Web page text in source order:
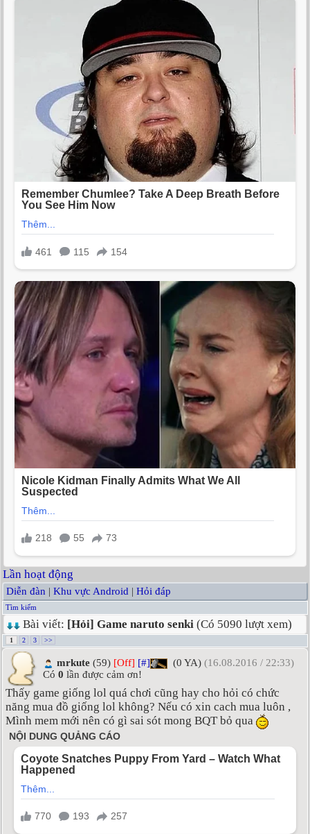
Lần hoạt động
Diễn đàn | Khu vực Android | Hỏi đáp
Tìm kiếm
Bài viết: [Hỏi] Game naruto senki (Có 5090 lượt xem)
1 2 3 >>
mrkute (59) [Off] [#] (0 YA) (16.08.2016 / 22:33)
Có 0 lần được cảm ơn!
Thấy game giống lol quá chơi cũng hay cho hỏi có chức
năng mua đồ giống lol không? Nếu có xin cach mua luôn ,
Mình mem mới nên có gì sai sót mong BQT bỏ qua